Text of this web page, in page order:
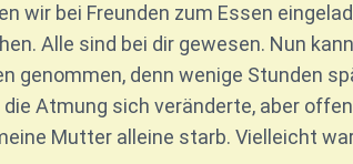
wir bei Freunden zum Essen
Alle sind bei dir gewesen. Nun
genommen, denn wenige Stunden
Atmung sich veränderte, aber
Mutter alleine starb. Vielleicht